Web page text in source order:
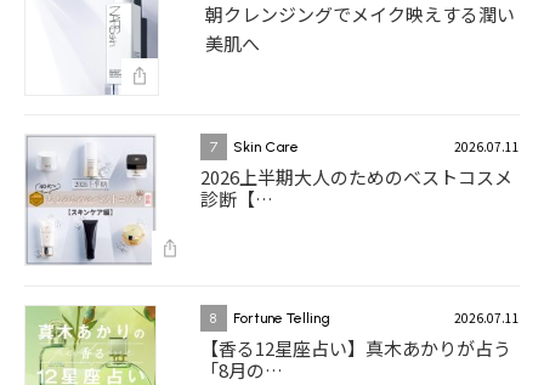
朝クレンジングでメイク映えする潤い
美肌へ
7 Skin Care 2026.07.11
2026上半期大人のためのベストコスメ
診断【…
8 Fortune Telling 2026.07.11
【香る12星座占い】真木あかりが占う
「8月の…